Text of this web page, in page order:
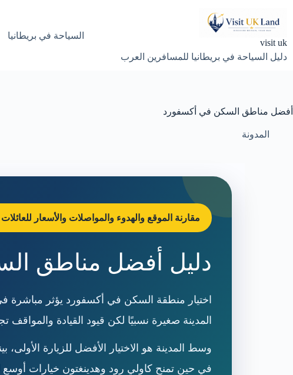
المحتوى
visit uk
دليل السياحة في بريطانيا للمسافرين العرب
السياحة في بريطانيا
أفضل مناطق السكن في أكسفورد
المدونة
مقارنة الموقع والهدوء والمواصلات والأسعار
دليل أفضل مناطق
اختيار منطقة السكن في أكسفورد يؤثر مباشرة
المدينة صغيرة نسبيًا لكن قيود القيادة
وسط المدينة هو الاختيار الأفضل للزيارة
في حين تمنح كاولي رود وهدينغتون خيارات أوسع